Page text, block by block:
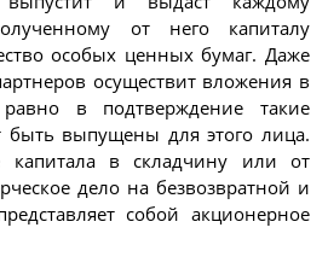
от него капиталу
особых ценных бумаг. Даже
осуществит вложения в
в подтверждение такие
быть выпущены для этого лица.
капитала в складчину или от
дело на безвозвратной и
собой акционерное